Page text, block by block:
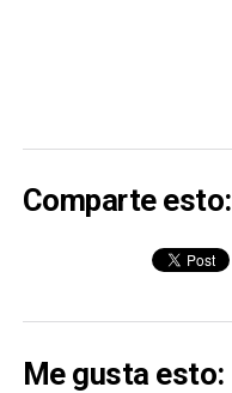
Comparte esto:
Me gusta esto: